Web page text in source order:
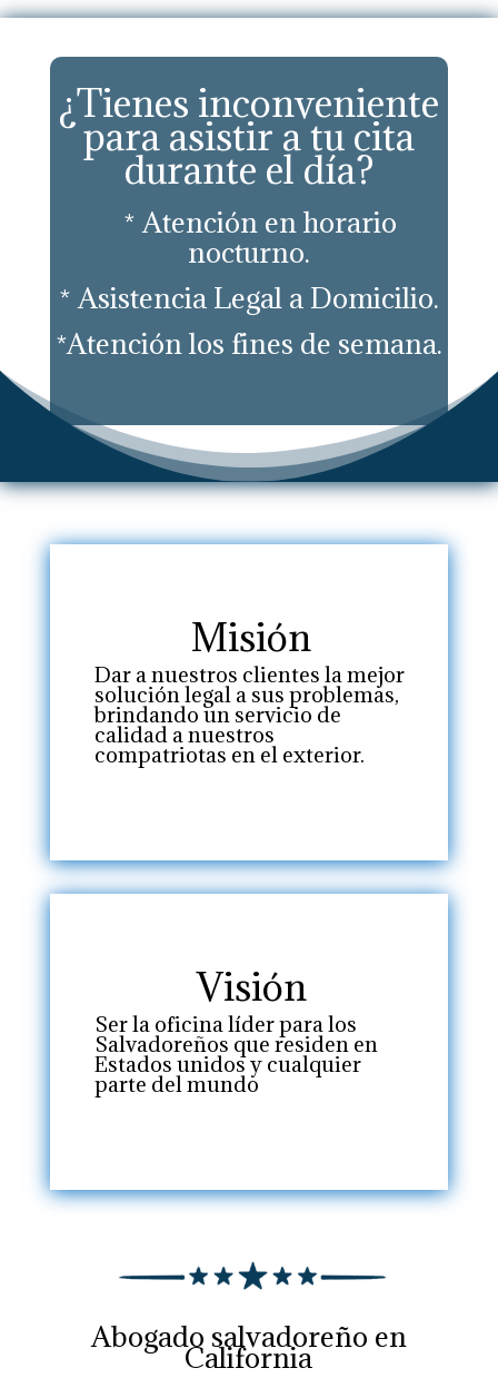
¿Tienes inconveniente
para asistir a tu cita
durante el día?
* Atención en horario
nocturno.
* Asistencia Legal a Domicilio.
*Atención los fines de semana.
Misión
Dar a nuestros clientes la mejor
solución legal a sus problemas,
brindando un servicio de
calidad a nuestros
compatriotas en el exterior.
Visión
Ser la oficina líder para los
Salvadoreños que residen en
Estados unidos y cualquier
parte del mundo
Abogado salvadoreño en
California